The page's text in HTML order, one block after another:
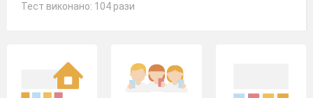
Тест виконано: 104 рази